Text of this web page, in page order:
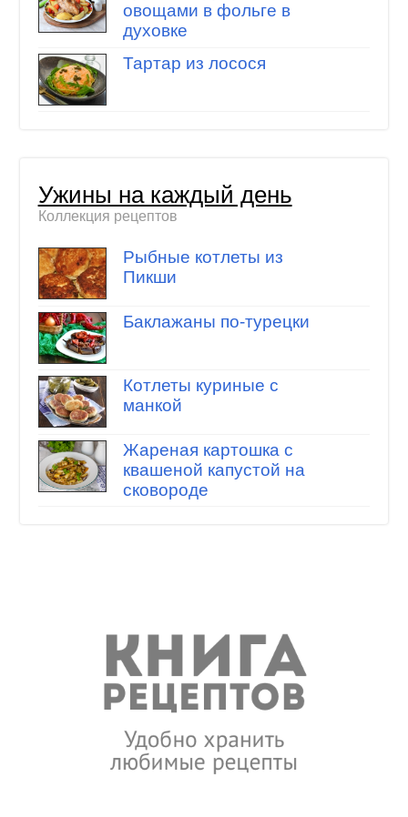
овощами в фольге в
духовке
Тартар из лосося
Ужины на каждый день
Коллекция рецептов
Рыбные котлеты из
Пикши
Баклажаны по-турецки
Котлеты куриные с
манкой
Жареная картошка с
квашеной капустой на
сковороде